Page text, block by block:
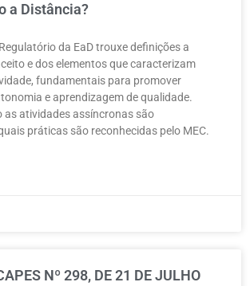
a Distância?
da EaD trouxe definições a
e dos elementos que caracterizam
fundamentais para promover
e aprendizagem de qualidade.
as atividades assíncronas são
práticas são reconhecidas pelo MEC.
Nº 298, DE 21 DE JULHO